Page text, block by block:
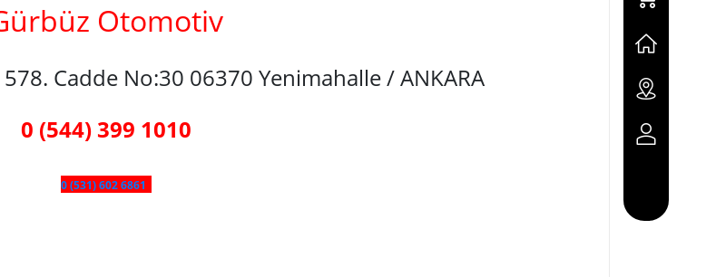
Otomotiv
Cadde No:30 06370 Yenimahalle / ANKARA
0 (544) 399 1010
0 (531) 602 6861